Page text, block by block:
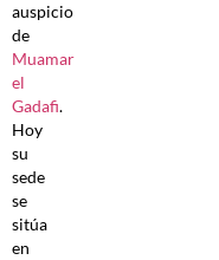
auspicio
de
Muamar
el
Gadafi.
Hoy
su
sede
se
sitúa
en